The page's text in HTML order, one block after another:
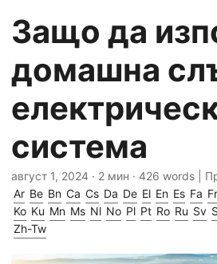
Защо да
домашна
система
август 1, 2024 · 2 мин · 426 words |
Ar Be Bn Ca Cs Da De El En Es Fa Fr
Ko Ku Mn Ms Nl No Pl Pt Ro Ru Sv
Zh-Tw